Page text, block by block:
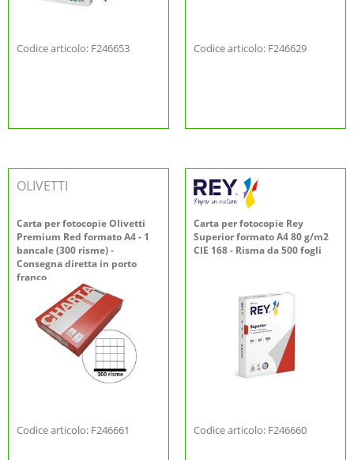
Codice articolo: F246653 Codice articolo: F246629
OLIVETTI
Carta per fotocopie Olivetti
Premium Red formato A4 - 1
bancale (300 risme) -
Consegna diretta in porto
franco
Codice articolo: F246661
Carta per fotocopie Rey
Superior formato A4 80 g/m2
CIE 168 - Risma da 500 fogli
Codice articolo: F246660